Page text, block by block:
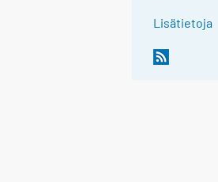
Lisätietoja